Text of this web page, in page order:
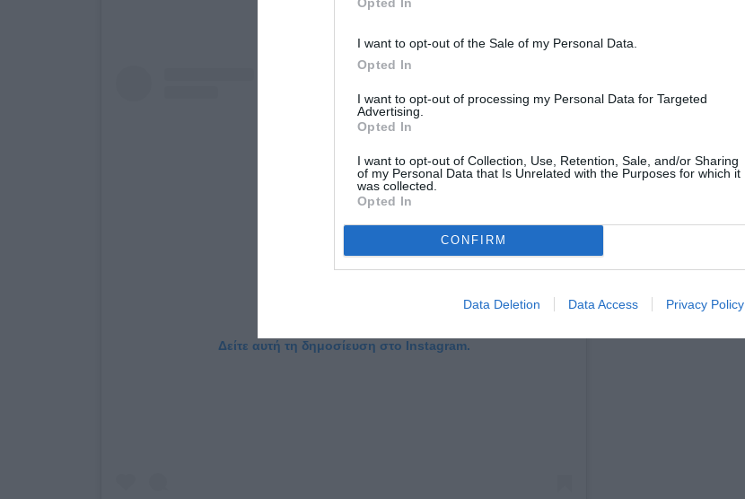
I want to opt-out of the Sale of my Personal Data.
Opted In
I want to opt-out of processing my Personal Data for Targeted
Advertising.
Opted In
I want to opt-out of Collection, Use, Retention, Sale, and/or Sharing
of my Personal Data that Is Unrelated with the Purposes for which it
was collected.
Opted In
CONFIRM
Data Deletion Data Access Privacy Policy
Δείτε αυτή τη δημοσίευση στο Instagram.